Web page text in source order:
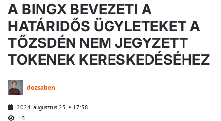
A BINGX BEVEZETI A
HATÁRIDŐS ÜGYLETEKET A
TŐZSDÉN NEM JEGYZETT
TOKENEK KERESKEDÉSÉHEZ
dozsaben
2024. augusztus 25.
17:58
15